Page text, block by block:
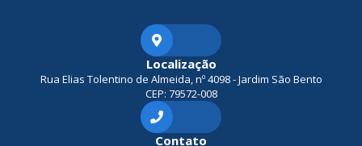
Localização
Rua Elias Tolentino de Almeida, nº 4098 - Jardim São Bento
CEP: 79572-008
Contato